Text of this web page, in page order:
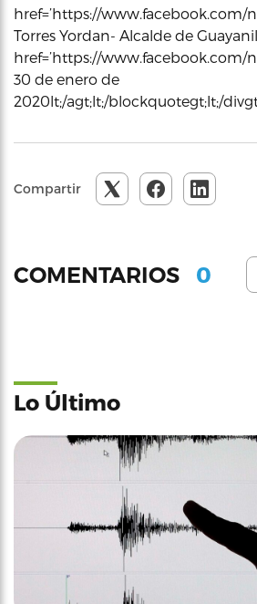
href=’https://www.facebook.com/
Torres Yordan- Alcalde de
href=’https://www.facebook.com/
30 de enero de
2020lt;/agt;lt;/blockquotegt;lt;/
Compartir
COMENTARIOS 0
Lo Último